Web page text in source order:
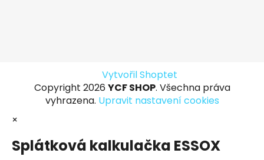
Vytvořil Shoptet
Copyright 2026 YCF SHOP. Všechna práva
vyhrazena. Upravit nastavení cookies
×
Splátková kalkulačka ESSOX